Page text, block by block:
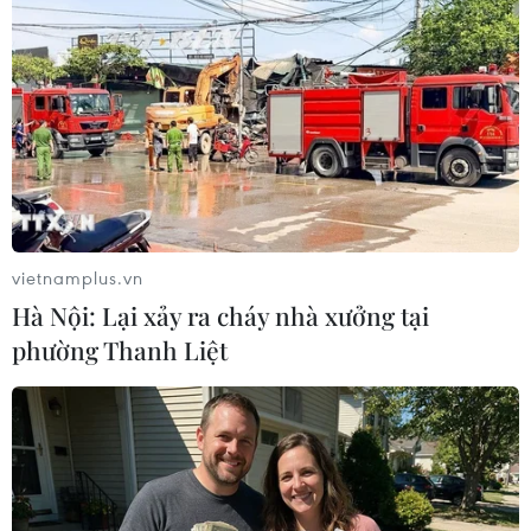
Theo dõi VietnamPlus
TIN LIÊN QUAN
vietnamplus.vn
Hà Nội: Lại xảy ra cháy nhà xưởng tại
phường Thanh Liệt